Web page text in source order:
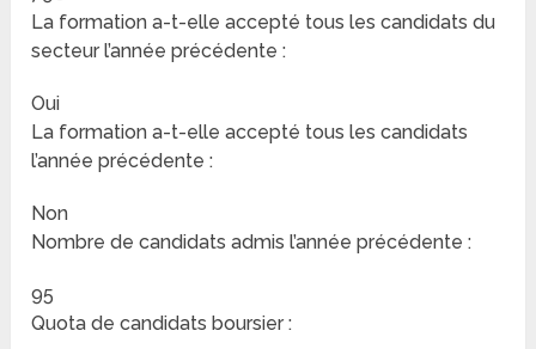
La formation a-t-elle accepté tous les candidats du
secteur l’année précédente :
Oui
La formation a-t-elle accepté tous les candidats
l’année précédente :
Non
Nombre de candidats admis l’année précédente :
95
Quota de candidats boursier :